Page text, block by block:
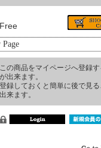
Free
この商品をマイページへ登録す
が出来ます。
登録しておくと簡単に後で見
出来ます。